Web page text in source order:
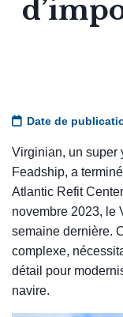
Actualités
QHSE
Demander un
FR
Date de
Virginian, un super
Feadship, a
Atlantic Refit
novembre 2023, le
semaine dernière.
complexe,
détail pour
navire.